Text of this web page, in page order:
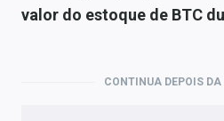
valor do estoque de BTC
CONTINUA DEPOIS